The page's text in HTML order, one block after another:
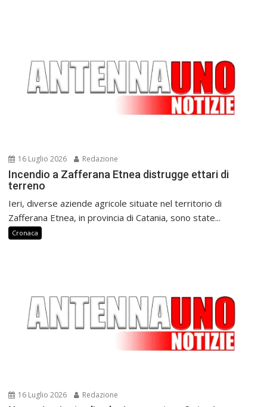
16 Luglio 2026 Redazione
Incendio a Zafferana Etnea distrugge ettari di
terreno
Ieri, diverse aziende agricole situate nel territorio di
Zafferana Etnea, in provincia di Catania, sono state...
Cronaca
16 Luglio 2026 Redazione